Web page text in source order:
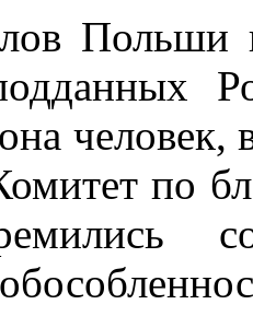
человек,
по